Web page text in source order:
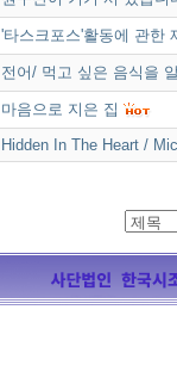
'타스크포스'활동에 관한
전어/ 먹고 싶은 음식을
마음으로 지은 집
Hidden In The Heart /